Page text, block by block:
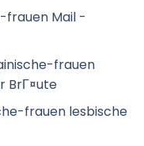
Mail -
frauen
BrГ¤ute
frauen lesbische